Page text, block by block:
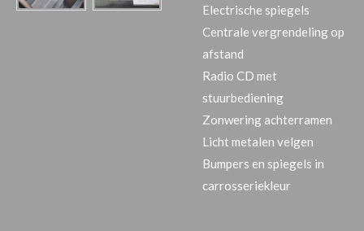
Electrische spiegels
Centrale vergrendeling op
afstand
Radio CD met
stuurbediening
Zonwering achterramen
Licht metalen velgen
Bumpers en spiegels in
carrosseriekleur